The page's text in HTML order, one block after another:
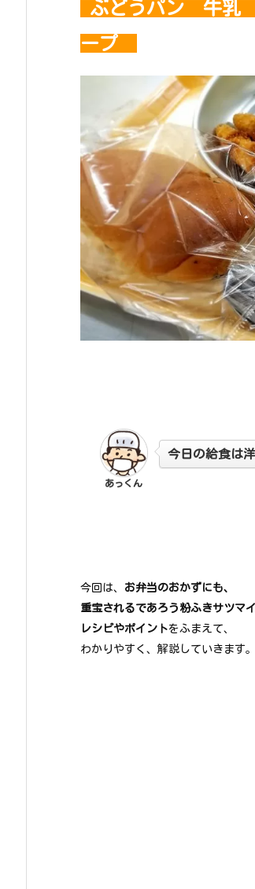
ぶどうパン 牛乳
ープ
あっくん
今日の給食は洋
今回は、 お弁当のおかずにも、
重宝されるであろう粉ふきサツマ
レシピやポイントをふまえて、
わかりやすく、解説していきます。